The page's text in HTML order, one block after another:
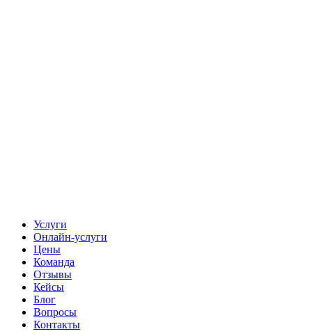
Услуги
Онлайн-услуги
Цены
Команда
Отзывы
Кейсы
Блог
Вопросы
Контакты